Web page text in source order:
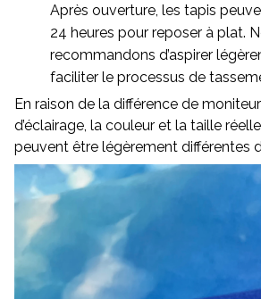
Après ouverture, les tapis
24 heures pour reposer à plat.
recommandons d’aspirer
faciliter le processus de
En raison de la différence de
d’éclairage, la couleur et la taille
peuvent être légèrement différentes